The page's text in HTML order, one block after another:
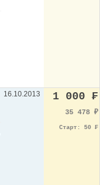
16.10.2013 1 000 ₣
35 478 ₽
Старт: 50 ₣